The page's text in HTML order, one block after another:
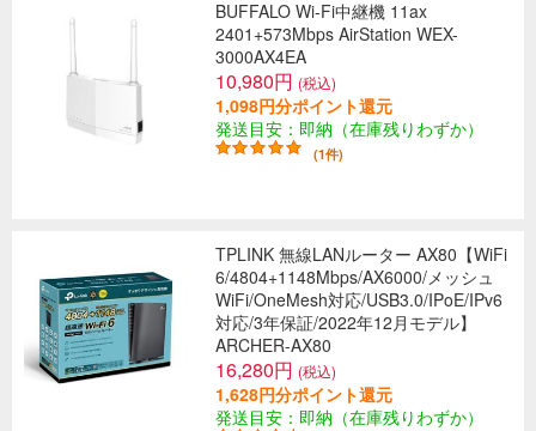
BUFFALO Wi-Fi中継機 11ax
2401+573Mbps AirStation WEX-
3000AX4EA
10,980円 (税込)
1,098円分ポイント還元
発送目安：即納（在庫残りわずか）
(1件)
TPLINK 無線LANルーター AX80【WiFi
6/4804+1148Mbps/AX6000/メッシュ
WiFi/OneMesh対応/USB3.0/IPoE/IPv6
対応/3年保証/2022年12月モデル】
ARCHER-AX80
16,280円 (税込)
1,628円分ポイント還元
発送目安：即納（在庫残りわずか）